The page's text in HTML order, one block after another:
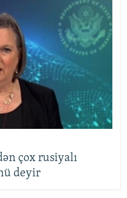
çox rusiyalı
deyir